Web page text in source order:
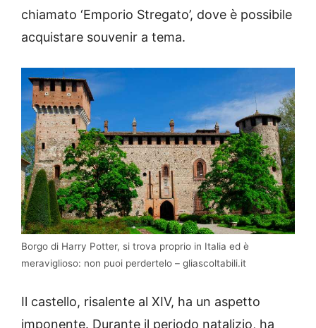
chiamato ‘Emporio Stregato’, dove è possibile
acquistare souvenir a tema.
Borgo di Harry Potter, si trova proprio in Italia ed è
meraviglioso: non puoi perdertelo – gliascoltabili.it
Il castello, risalente al XIV, ha un aspetto
imponente. Durante il periodo natalizio, ha